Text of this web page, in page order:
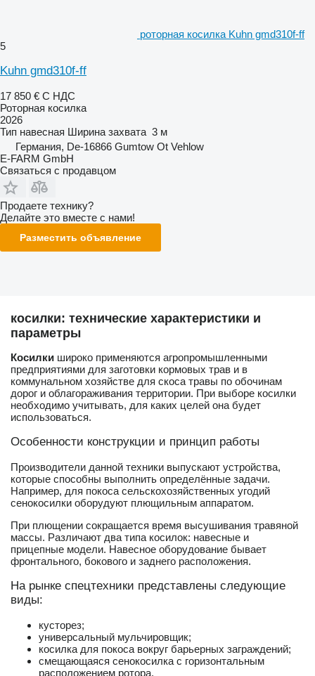
роторная косилка Kuhn gmd310f-ff
5
Kuhn gmd310f-ff
17 850 € С НДС
Роторная косилка
2026
Тип навесная Ширина захвата 3 м
Германия, De-16866 Gumtow Ot Vehlow
E-FARM GmbH
Связаться с продавцом
Продаете технику?
Делайте это вместе с нами!
Разместить объявление
косилки: технические характеристики и
параметры
Косилки широко применяются агропромышленными
предприятиями для заготовки кормовых трав и в
коммунальном хозяйстве для скоса травы по обочинам
дорог и облагораживания территории. При выборе косилки
необходимо учитывать, для каких целей она будет
использоваться.
Особенности конструкции и принцип работы
Производители данной техники выпускают устройства,
которые способны выполнить определённые задачи.
Например, для покоса сельскохозяйственных угодий
сенокосилки оборудуют плющильным аппаратом.
При плющении сокращается время высушивания травяной
массы. Различают два типа косилок: навесные и
прицепные модели. Навесное оборудование бывает
фронтального, бокового и заднего расположения.
На рынке спецтехники представлены следующие
виды:
кусторез;
универсальный мульчировщик;
косилка для покоса вокруг барьерных заграждений;
смещающаяся сенокосилка с горизонтальным
расположением ротора.